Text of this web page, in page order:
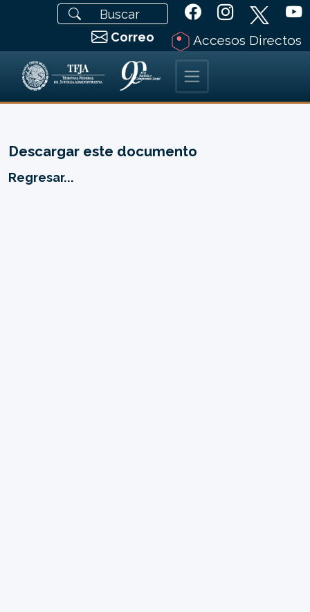
Correo Accesos Directos
Descargar este documento
Regresar...